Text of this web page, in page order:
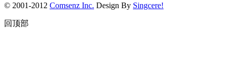
© 2001-2012 Comsenz Inc. Design By Singcere!
回顶部